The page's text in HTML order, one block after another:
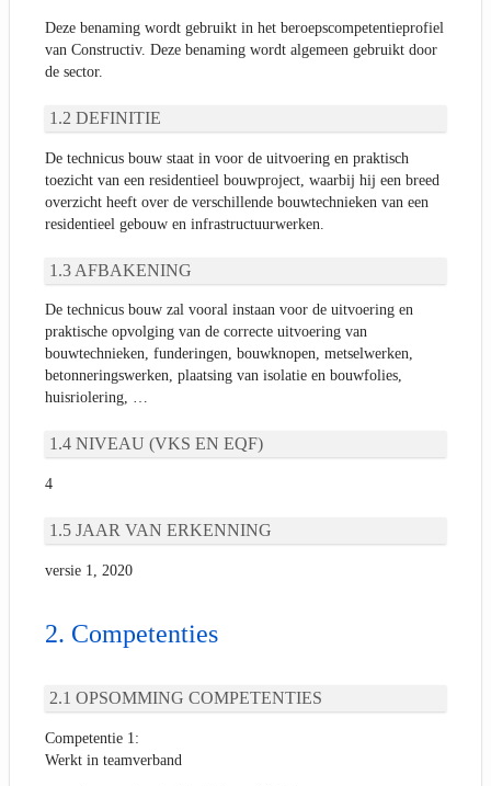
Deze benaming wordt gebruikt in het beroepscompetentieprofiel
van Constructiv. Deze benaming wordt algemeen gebruikt door
de sector.
DEFINITIE
De technicus bouw staat in voor de uitvoering en praktisch
toezicht van een residentieel bouwproject, waarbij hij een breed
overzicht heeft over de verschillende bouwtechnieken van een
residentieel gebouw en infrastructuurwerken.
AFBAKENING
De technicus bouw zal vooral instaan voor de uitvoering en
praktische opvolging van de correcte uitvoering van
bouwtechnieken, funderingen, bouwknopen, metselwerken,
betonneringswerken, plaatsing van isolatie en bouwfolies,
huisriolering, …
NIVEAU (VKS EN EQF)
4
JAAR VAN ERKENNING
versie 1, 2020
Competenties
OPSOMMING COMPETENTIES
Competentie 1:
Werkt in teamverband